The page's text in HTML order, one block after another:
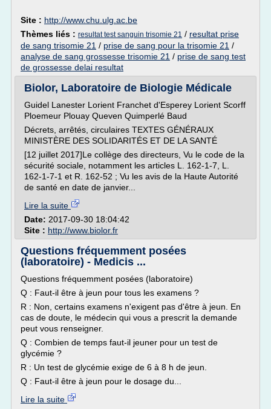
Site : http://www.chu.ulg.ac.be
Thèmes liés : resultat test sanguin trisomie 21 / resultat prise
de sang trisomie 21 / prise de sang pour la trisomie 21 /
analyse de sang grossesse trisomie 21 / prise de sang test
de grossesse delai resultat
Biolor, Laboratoire de Biologie Médicale
Guidel Lanester Lorient Franchet d'Esperey Lorient Scorff
Ploemeur Plouay Queven Quimperlé Baud
Décrets, arrêtés, circulaires TEXTES GÉNÉRAUX
MINISTÈRE DES SOLIDARITÉS ET DE LA SANTÉ
[12 juillet 2017]Le collège des directeurs, Vu le code de la
sécurité sociale, notamment les articles L. 162-1-7, L.
162-1-7-1 et R. 162-52 ; Vu les avis de la Haute Autorité
de santé en date de janvier...
Lire la suite
Date: 2017-09-30 18:04:42
Site : http://www.biolor.fr
Questions fréquemment posées
(laboratoire) - Medicis ...
Questions fréquemment posées (laboratoire)
Q : Faut-il être à jeun pour tous les examens ?
R : Non, certains examens n'exigent pas d'être à jeun. En
cas de doute, le médecin qui vous a prescrit la demande
peut vous renseigner.
Q : Combien de temps faut-il jeuner pour un test de
glycémie ?
R : Un test de glycémie exige de 6 à 8 h de jeun.
Q : Faut-il être à jeun pour le dosage du...
Lire la suite